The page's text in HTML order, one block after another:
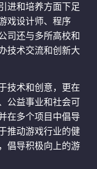
进和培养方面下足
戏设计师、程序
司还与多所高校和
技术交流和创新大
技术和创意，更在
公益事业和社会可
在多个项目中倡导
推动游戏行业的健
倡导积极向上的游